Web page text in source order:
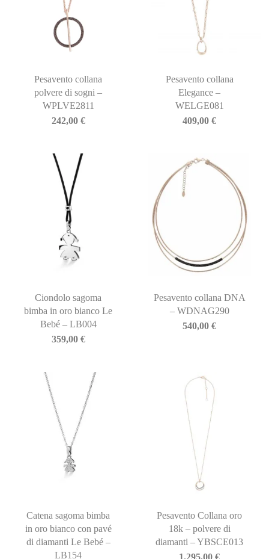
Pesavento collana
polvere di sogni –
WPLVE2811
242,00 €
Pesavento collana
Elegance –
WELGE081
409,00€
Ciondolo sagoma
bimba in oro bianco Le
Bebé – LB004
359,00 €
Pesavento collana DNA
– WDNAG290
540,00€
Catena sagoma bimba
in oro bianco con pavé
di diamanti Le Bebé –
LB154
Pesavento Collana oro
18k – polvere di
diamanti – YBSCE013